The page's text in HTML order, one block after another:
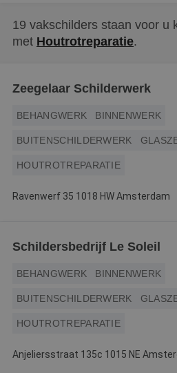
Verfspuitbedrijf?
Waarom de betere schilder?
Binnenschilderwerk
Veelgestelde vragen
Magazines
19 vakschilders staan voor u
met Houtrotreparatie.
Zeegelaar Schilderwerk
BEHANGWERK BINNENWERK
BUITENSCHILDERWERK
HOUTROTREPARATIE
Ravenwerf 35 1018 HW Amsterdam
Schildersbedrijf Le Soleil
BEHANGWERK BINNENWERK
BUITENSCHILDERWERK
HOUTROTREPARATIE
Anjeliersstraat 135c 1015 NE